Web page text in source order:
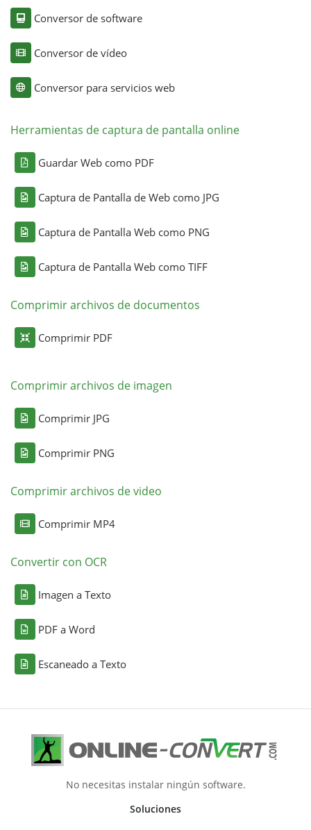
Conversor de software
Conversor de vídeo
Conversor para servicios web
Herramientas de captura de pantalla online
Guardar Web como PDF
Captura de Pantalla de Web como JPG
Captura de Pantalla Web como PNG
Captura de Pantalla Web como TIFF
Comprimir archivos de documentos
Comprimir PDF
Comprimir archivos de imagen
Comprimir JPG
Comprimir PNG
Comprimir archivos de video
Comprimir MP4
Convertir con OCR
Imagen a Texto
PDF a Word
Escaneado a Texto
No necesitas instalar ningún software.
Soluciones